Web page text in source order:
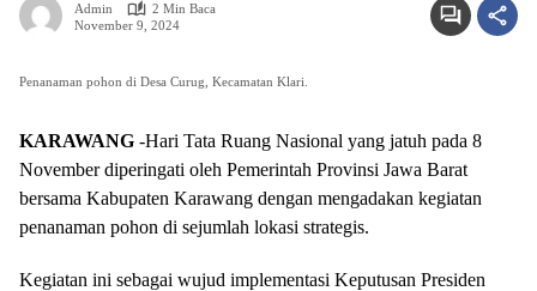
Admin
2 Min Baca
November 9, 2024
Penanaman pohon di Desa Curug, Kecamatan Klari.
KARAWANG -Hari Tata Ruang Nasional yang jatuh pada 8
November diperingati oleh Pemerintah Provinsi Jawa Barat
bersama Kabupaten Karawang dengan mengadakan kegiatan
penanaman pohon di sejumlah lokasi strategis.
Kegiatan ini sebagai wujud implementasi Keputusan Presiden